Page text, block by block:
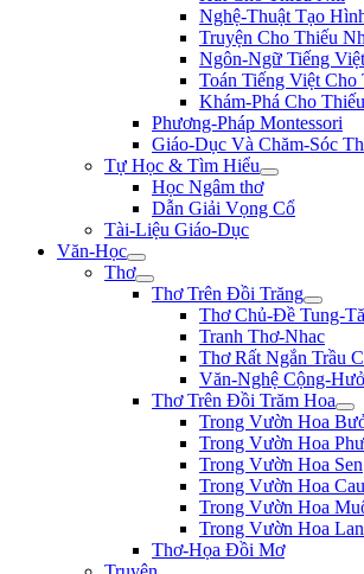
Nghệ-Thuật Tạo
Truyện Cho Thiếu
Ngôn-Ngữ Tiếng
Toán Tiếng Việt Cho
Khám-Phá Cho
Phương-Pháp Montessori
Giáo-Dục Và Chăm-Sóc
Tự Học & Tìm Hiểu
Học Ngâm thơ
Dẫn Giải Vọng Cổ
Tài-Liệu Giáo-Dục
Văn-Học
Thơ
Thơ Trên Đồi Trăng
Thơ Chủ-Đề Tung-
Tranh Thơ-Nhac
Thơ Rất Ngắn Trầu
Văn-Nghệ Cộng-
Thơ Trên Đồi Trăm Hoa
Trong Vườn Hoa
Trong Vườn Hoa
Trong Vườn Hoa Sen
Trong Vườn Hoa Cau
Trong Vườn Hoa
Trong Vườn Hoa Lan
Thơ-Họa Đồi Mơ